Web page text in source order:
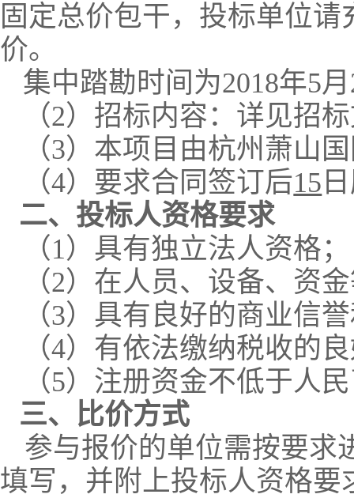
固定总价包干，投标单位
价。
集中踏勘时间为2018年5月
（2）招标内容：详见招
（3）本项目由杭州萧山
（4）要求合同签订后15
二、投标人资格要求
（1）具有独立法人资格；
（2）在人员、设备、资
（3）具有良好的商业信
（4）有依法缴纳税收的
（5）注册资金不低于人
三、比价方式
参与报价的单位需按要求
填写，并附上投标人资格